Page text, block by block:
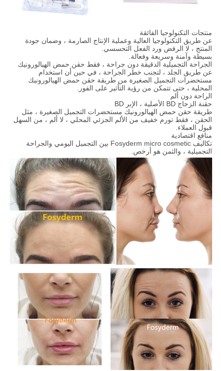
منتجات التكنولوجيا الفائقة
عن طريق التكنولوجيا العالية وعملية الإنتاج الصارمة ، وضمان جودة
المنتج ، لا الرفض ورد الفعل التحسسي.
بسيطة وآمنة وسريعة وفعالة.
الجراحة التجميلية الدقيقة دون جراحة ، فقط حقن حمض الهيالورونيك
عن طريق الجلد ، لتجنب خطر الجراحة ، في حين أن استخدام
مستحضرات التجميل الصغيرة من طريقة حقن حمض الهيالورونيك
المحلية ، حتى تتمكن من رؤية التأثير على الفور.
الراحة دون ألم
حقنة الزجاج BD الأصلية ، الإبر BD
طريقة حقن حمض الهيالورونيك مستحضرات التجميل الصغيرة ، مثل
الحقن ، فقط تورم خفيف من الألم الجزئي المحلي ، لا ألم ، من السهل
قبول العملاء.
منافع اقتصادية
تكاليف Fosyderm micro cosmetic بين التجميل اليومي والجراحة
التجميلية ، والثمن هو أرخص.